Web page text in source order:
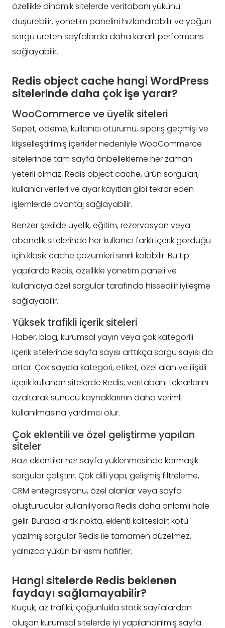
özellikle dinamik sitelerde veritabanı yükünü
düşürebilir, yönetim panelini hızlandırabilir ve yoğun
sorgu üreten sayfalarda daha kararlı performans
sağlayabilir.
Redis object cache hangi WordPress
sitelerinde daha çok işe yarar?
WooCommerce ve üyelik siteleri
Sepet, ödeme, kullanıcı oturumu, sipariş geçmişi ve
kişiselleştirilmiş içerikler nedeniyle WooCommerce
sitelerinde tam sayfa önbellekleme her zaman
yeterli olmaz. Redis object cache, ürün sorguları,
kullanıcı verileri ve ayar kayıtları gibi tekrar eden
işlemlerde avantaj sağlayabilir.
Benzer şekilde üyelik, eğitim, rezervasyon veya
abonelik sitelerinde her kullanıcı farklı içerik gördüğü
için klasik cache çözümleri sınırlı kalabilir. Bu tip
yapılarda Redis, özellikle yönetim paneli ve
kullanıcıya özel sorgular tarafında hissedilir iyileşme
sağlayabilir.
Yüksek trafikli içerik siteleri
Haber, blog, kurumsal yayın veya çok kategorili
içerik sitelerinde sayfa sayısı arttıkça sorgu sayısı da
artar. Çok sayıda kategori, etiket, özel alan ve ilişkili
içerik kullanan sitelerde Redis, veritabanı tekrarlarını
azaltarak sunucu kaynaklarının daha verimli
kullanılmasına yardımcı olur.
Çok eklentili ve özel geliştirme yapılan
siteler
Bazı eklentiler her sayfa yüklenmesinde karmaşık
sorgular çalıştırır. Çok dilli yapı, gelişmiş filtreleme,
CRM entegrasyonu, özel alanlar veya sayfa
oluşturucular kullanılıyorsa Redis daha anlamlı hale
gelir. Burada kritik nokta, eklenti kalitesidir; kötü
yazılmış sorgular Redis ile tamamen düzelmez,
yalnızca yükün bir kısmı hafifler.
Hangi sitelerde Redis beklenen
faydayı sağlamayabilir?
Küçük, az trafikli, çoğunlukla statik sayfalardan
oluşan kurumsal sitelerde iyi yapılandırılmış sayfa